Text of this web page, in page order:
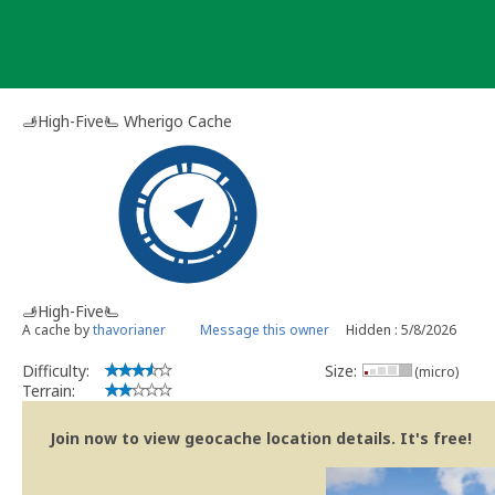
🫸High-Five🫷 Wherigo Cache
🫸High-Five🫷
A cache bythavorianer Message this owner Hidden : 5/8/2026
Difficulty:
Terrain:
Size: (micro)
Join now to view geocache location details. It's free!